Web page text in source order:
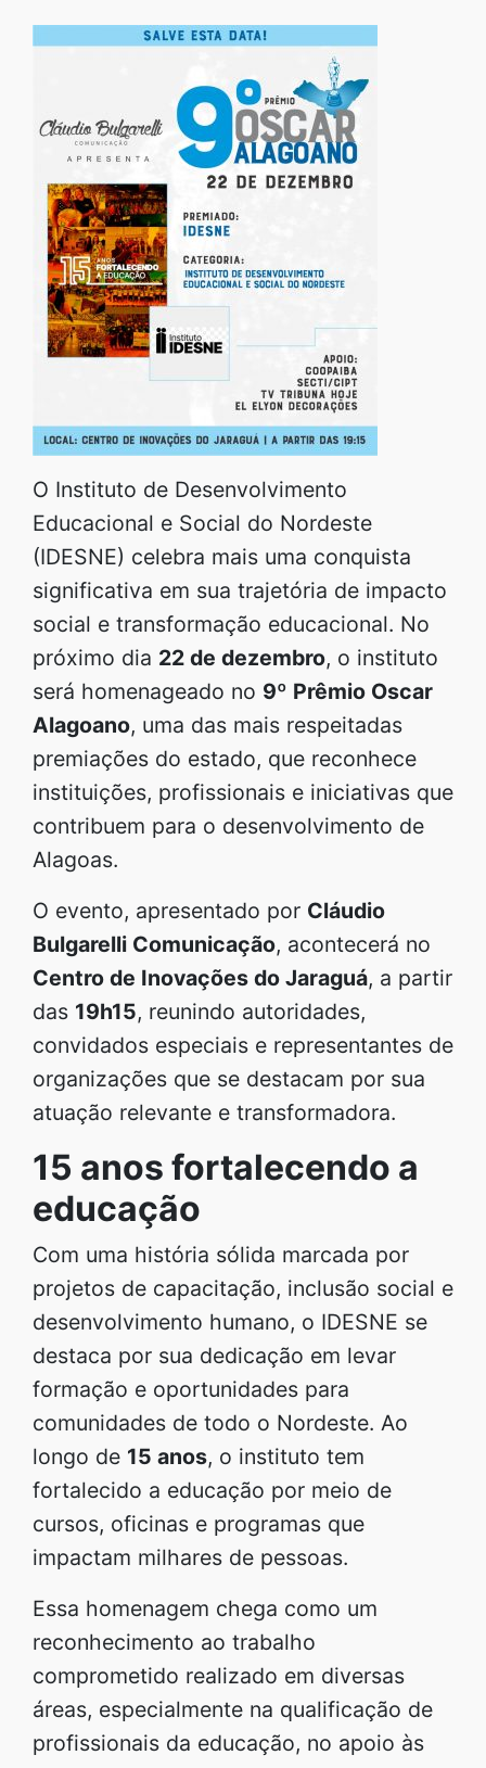
O Instituto de Desenvolvimento
Educacional e Social do Nordeste
(IDESNE) celebra mais uma conquista
significativa em sua trajetória de impacto
social e transformação educacional. No
próximo dia 22 de dezembro, o instituto
será homenageado no 9º Prêmio Oscar
Alagoano, uma das mais respeitadas
premiações do estado, que reconhece
instituições, profissionais e iniciativas que
contribuem para o desenvolvimento de
Alagoas.
O evento, apresentado por Cláudio
Bulgarelli Comunicação, acontecerá no
Centro de Inovações do Jaraguá, a partir
das 19h15, reunindo autoridades,
convidados especiais e representantes de
organizações que se destacam por sua
atuação relevante e transformadora.
15 anos fortalecendo a
educação
Com uma história sólida marcada por
projetos de capacitação, inclusão social e
desenvolvimento humano, o IDESNE se
destaca por sua dedicação em levar
formação e oportunidades para
comunidades de todo o Nordeste. Ao
longo de 15 anos, o instituto tem
fortalecido a educação por meio de
cursos, oficinas e programas que
impactam milhares de pessoas.
Essa homenagem chega como um
reconhecimento ao trabalho
comprometido realizado em diversas
áreas, especialmente na qualificação de
profissionais da educação, no apoio às